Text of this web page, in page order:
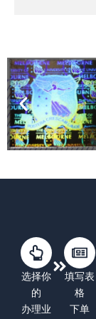
选择你
的
办理业
填写表
格
下单